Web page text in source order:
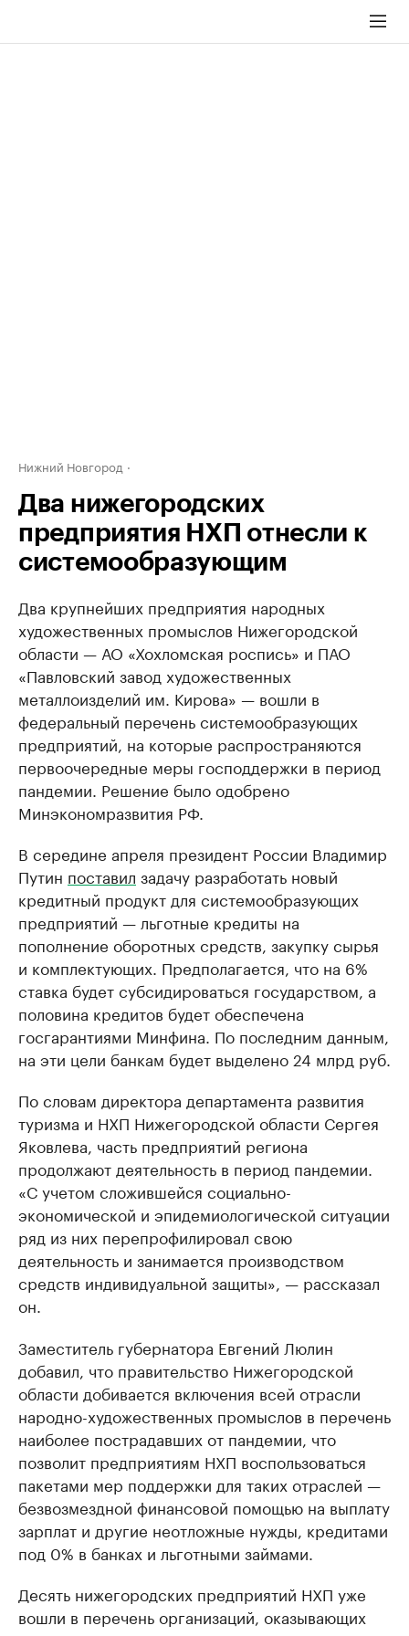
Нижний Новгород
Два нижегородских
предприятия НХП отнесли к
системообразующим
Два крупнейших предприятия народных
художественных промыслов Нижегородской
области — АО «Хохломская роспись» и ПАО
«Павловский завод художественных
металлоизделий им. Кирова» — вошли в
федеральный перечень системообразующих
предприятий, на которые распространяются
первоочередные меры господдержки в период
пандемии. Решение было одобрено
Минэкономразвития РФ.
В середине апреля президент России Владимир
Путин поставил задачу разработать новый
кредитный продукт для системообразующих
предприятий — льготные кредиты на
пополнение оборотных средств, закупку сырья
и комплектующих. Предполагается, что на 6%
ставка будет субсидироваться государством, а
половина кредитов будет обеспечена
госгарантиями Минфина. По последним данным,
на эти цели банкам будет выделено 24 млрд руб.
По словам директора департамента развития
туризма и НХП Нижегородской области Сергея
Яковлева, часть предприятий региона
продолжают деятельность в период пандемии.
«С учетом сложившейся социально-
экономической и эпидемиологической ситуации
ряд из них перепрофилировал свою
деятельность и занимается производством
средств индивидуальной защиты», — рассказал
он.
Заместитель губернатора Евгений Люлин
добавил, что правительство Нижегородской
области добивается включения всей отрасли
народно-художественных промыслов в перечень
наиболее пострадавших от пандемии, что
позволит предприятиям НХП воспользоваться
пакетами мер поддержки для таких отраслей —
безвозмездной финансовой помощью на выплату
зарплат и другие неотложные нужды, кредитами
под 0% в банках и льготными займами.
Десять нижегородских предприятий НХП уже
вошли в перечень организаций, оказывающих